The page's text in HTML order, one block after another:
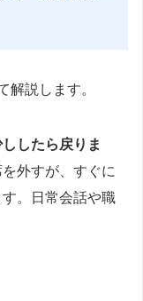
解説します。
ししたら戻りま
外すが、すぐに
。日常会話や職